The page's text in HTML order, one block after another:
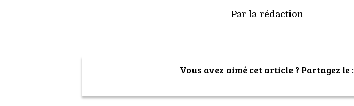
Par la rédaction
Vous avez aimé cet article ? Partagez le :